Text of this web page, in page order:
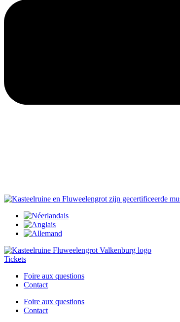
Tickets
Foire aux questions
Contact
Foire aux questions
Contact